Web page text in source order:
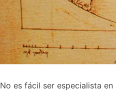
No es fácil ser especialista